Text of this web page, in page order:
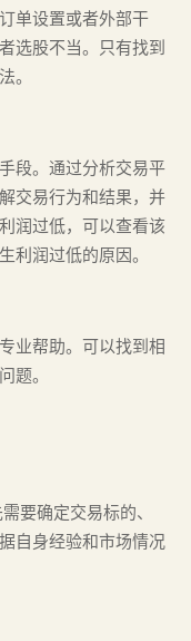
单设置或者外部干
选股不当。只有找到
。
段。通过分析交易平
交易行为和结果，并
润过低，可以查看该
利润过低的原因。
业帮助。可以找到相
题。
要确定交易标的、
自身经验和市场情况